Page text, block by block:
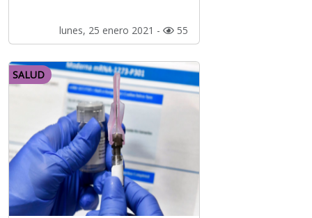
lunes, 25 enero 2021 - 55
SALUD